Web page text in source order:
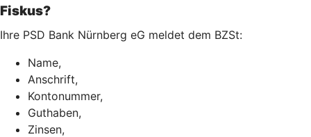
Fiskus?
Ihre PSD Bank Nürnberg eG meldet dem BZSt:
Name,
Anschrift,
Kontonummer,
Guthaben,
Zinsen,